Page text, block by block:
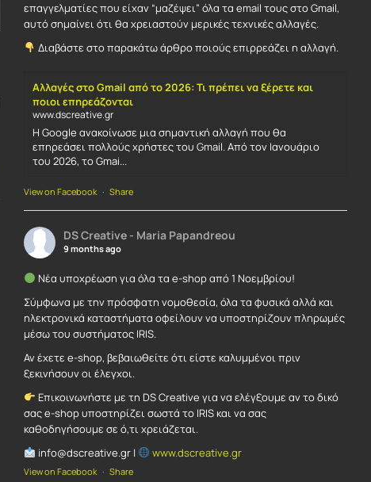
επαγγελματίες που είχαν “μαζέψει” όλα τα email τους στο Gmail,
αυτό σημαίνει ότι θα χρειαστούν μερικές τεχνικές αλλαγές.
Διαβάστε στο παρακάτω άρθρο ποιούς επιρρεάζει η αλλαγή.
Αλλαγές στο Gmail από το 2026: Τι πρέπει να ξέρετε και
ποιοι επηρεάζονται
www.dscreative.gr
Η Google ανακοίνωσε μια σημαντική αλλαγή που θα
επηρεάσει πολλούς χρήστες του Gmail. Από τον Ιανουάριο
του 2026, το Gmai...
View on Facebook · Share
DS Creative - Maria Papandreou
9 months ago
Νέα υποχρέωση για όλα τα e-shop από 1 Νοεμβρίου!
Σύμφωνα με την πρόσφατη νομοθεσία, όλα τα φυσικά αλλά και
ηλεκτρονικά καταστήματα οφείλουν να υποστηρίζουν πληρωμές
μέσω του συστήματος IRIS.
Αν έχετε e-shop, βεβαιωθείτε ότι είστε καλυμμένοι πριν
ξεκινήσουν οι έλεγχοι.
Επικοινωνήστε με τη DS Creative για να ελέγξουμε αν το δικό
σας e-shop υποστηρίζει σωστά το IRIS και να σας
καθοδηγήσουμε σε ό,τι χρειάζεται.
info@dscreative.gr |
www.dscreative.gr
View on Facebook · Share